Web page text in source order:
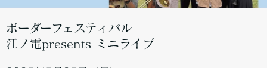
ボーダーフェスティバル
江ノ電presents ミニライブ